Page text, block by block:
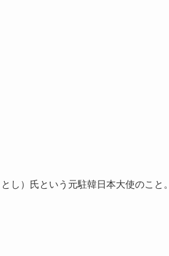
し）氏という元駐韓日本大使のこと。